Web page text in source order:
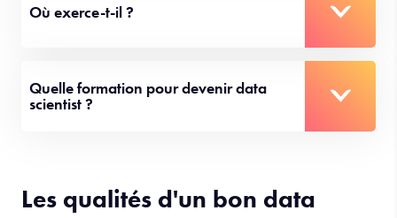
Où exerce-t-il ?
Quelle formation pour devenir data
scientist ?